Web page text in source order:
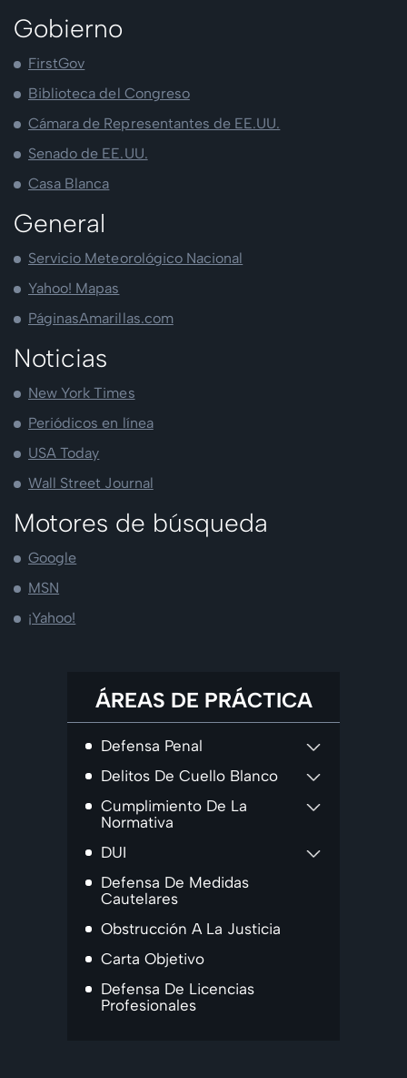
Gobierno
FirstGov
Biblioteca del Congreso
Cámara de Representantes de EE.UU.
Senado de EE.UU.
Casa Blanca
General
Servicio Meteorológico Nacional
Yahoo! Mapas
PáginasAmarillas.com
Noticias
New York Times
Periódicos en línea
USA Today
Wall Street Journal
Motores de búsqueda
Google
MSN
¡Yahoo!
ÁREAS DE PRÁCTICA
Defensa Penal
Delitos De Cuello Blanco
Cumplimiento De La
Normativa
DUI
Defensa De Medidas
Cautelares
Obstrucción A La Justicia
Carta Objetivo
Defensa De Licencias
Profesionales